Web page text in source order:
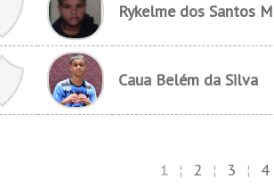
Rykelme dos Santos
Caua Belém da Silva
1¦ 2 ¦ 3 ¦ 4